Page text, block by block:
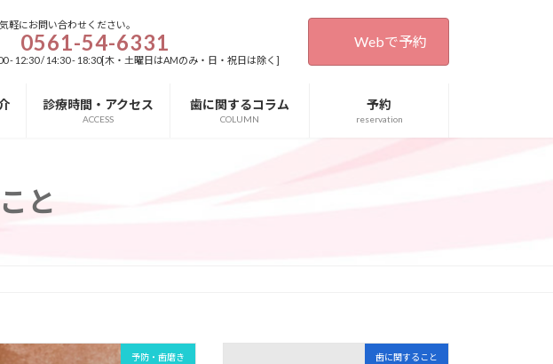
軽にお問い合わせください。
0561-54-6331
- 12:30 / 14:30 - 18:30[木・土曜日はAMのみ・日・祝日は除く]
Webで予約
診療時間・アクセス
ACCESS
歯に関するコラム
COLUMN
予約
reservation
と
予防・歯磨き 歯に関すること